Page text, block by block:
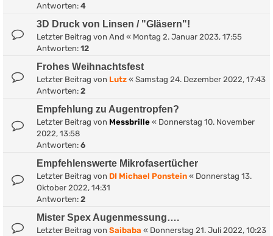
Antworten: 4
3D Druck von Linsen / "Gläsern"!
Letzter Beitrag von And « Montag 2. Januar 2023, 17:55
Antworten: 12
Frohes Weihnachtsfest
Letzter Beitrag von Lutz « Samstag 24. Dezember 2022, 17:43
Antworten: 2
Empfehlung zu Augentropfen?
Letzter Beitrag von Messbrille « Donnerstag 10. November
2022, 13:58
Antworten: 6
Empfehlenswerte Mikrofasertücher
Letzter Beitrag von DI Michael Ponstein « Donnerstag 13.
Oktober 2022, 14:31
Antworten: 2
Mister Spex Augenmessung….
Letzter Beitrag von Saibaba « Donnerstag 21. Juli 2022, 10:23